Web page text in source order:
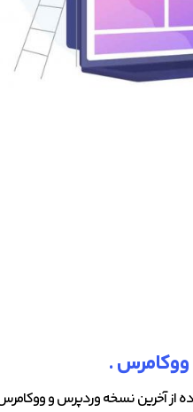
از آخرین نسخه وردپرس و